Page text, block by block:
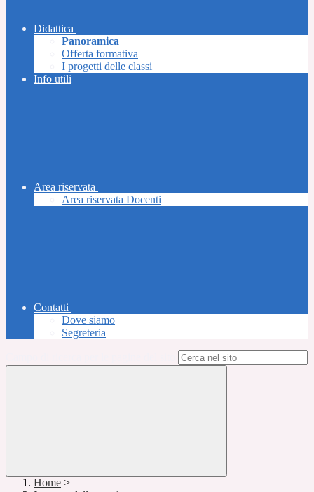
Didattica
Panoramica
Offerta formativa
I progetti delle classi
Info utili
Area riservata
Area riservata Docenti
Contatti
Dove siamo
Segreteria
Home >